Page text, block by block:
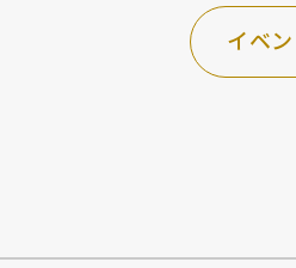
イベ